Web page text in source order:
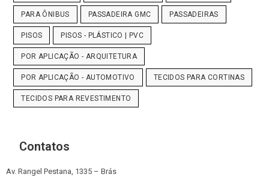
PARA ÔNIBUS PASSADEIRA GMC PASSADEIRAS
PISOS PISOS - PLÁSTICO | PVC
POR APLICAÇÃO - ARQUITETURA
POR APLICAÇÃO - AUTOMOTIVO TECIDOS PARA CORTINAS
TECIDOS PARA REVESTIMENTO
Contatos
Av. Rangel Pestana, 1335 – Brás